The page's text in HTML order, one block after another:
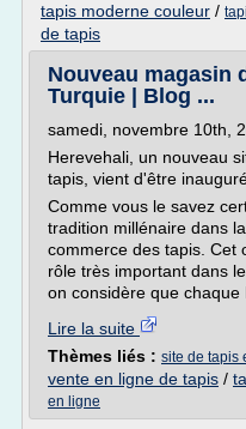
tapis moderne couleur /
de tapis
Nouveau magasin
Turquie | Blog ...
samedi, novembre 10th,
Herevehali, un nouveau
tapis, vient d'être
Comme vous le savez
tradition millénaire dans
commerce des tapis. Cet
rôle très important dans
on considère que chaque
Lire la suite
Thèmes liés : site de tapis
vente en ligne de tapis /
en ligne